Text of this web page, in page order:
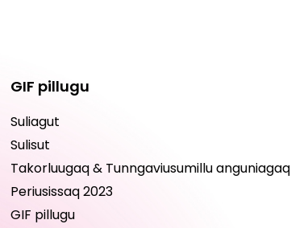
GIF pillugu
Suliagut
Sulisut
Takorluugaq & Tunngaviusumillu anguniagaq
Periusissaq 2023
GIF pillugu